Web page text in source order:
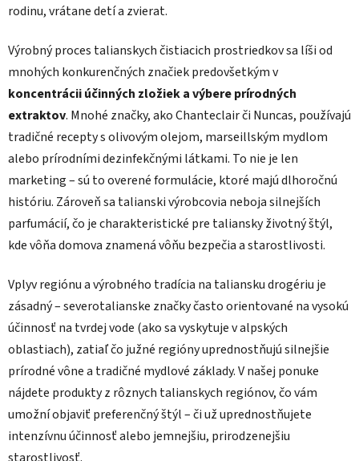
rodinu, vrátane detí a zvierat.
Výrobný proces talianskych čistiacich prostriedkov sa líši od
mnohých konkurenčných značiek predovšetkým v
koncentrácii účinných zložiek a výbere prírodných
extraktov. Mnohé značky, ako Chanteclair či Nuncas, používajú
tradičné recepty s olivovým olejom, marseillským mydlom
alebo prírodními dezinfekčnými látkami. To nie je len
marketing – sú to overené formulácie, ktoré majú dlhoročnú
históriu. Zároveň sa talianski výrobcovia neboja silnejších
parfumácií, čo je charakteristické pre taliansky životný štýl,
kde vôňa domova znamená vôňu bezpečia a starostlivosti.
Vplyv regiónu a výrobného tradícia na taliansku drogériu je
zásadný – severotalianske značky často orientované na vysokú
účinnosť na tvrdej vode (ako sa vyskytuje v alpských
oblastiach), zatiaľ čo južné regióny uprednostňujú silnejšie
prírodné vône a tradičné mydlové základy. V našej ponuke
nájdete produkty z rôznych talianskych regiónov, čo vám
umožní objaviť preferenčný štýl – či už uprednostňujete
intenzívnu účinnosť alebo jemnejšiu, prirodzenejšiu